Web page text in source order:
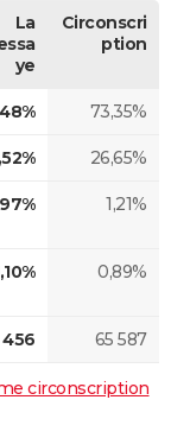
La
ye
Circonscri
ption
73,35%
26,65%
1,21%
0,89%
456 65 587
circonscription